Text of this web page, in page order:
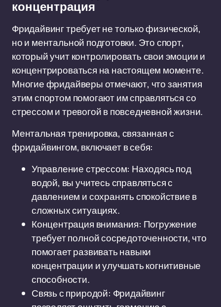
концентрация
Фридайвинг требует не только физической,
но и ментальной подготовки. Это спорт,
который учит контролировать свои эмоции и
концентрироваться на настоящем моменте.
Многие фридайверы отмечают, что занятия
этим спортом помогают им справляться со
стрессом и тревогой в повседневной жизни.
Ментальная тренировка, связанная с
фридайвингом, включает в себя:
Управление стрессом: Находясь под
водой, вы учитесь справляться с
давлением и сохранять спокойствие в
сложных ситуациях.
Концентрация внимания: Погружение
требует полной сосредоточенности, что
помогает развивать навыки
концентрации и улучшать когнитивные
способности.
Связь с природой: Фридайвинг